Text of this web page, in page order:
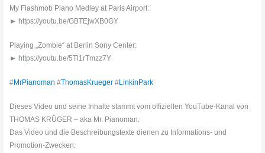
My Flashmob Piano Medley at Paris Airport:
► https://youtu.be/GBTEjwXB0GY
Playing „Zombie“ at Berlin Sony Center:
► https://youtu.be/5Tl1rTmzz7Y
#MrPianoman #ThomasKrueger #LinkinPark
Dieses Video und seine Inhalte stammt vom offiziellen YouTube-Kanal von
THOMAS KRÜGER – aka Mr. Pianoman.
Das Video und die Beschreibungstexte dienen zu Informations- und
Promotion-Zwecken.